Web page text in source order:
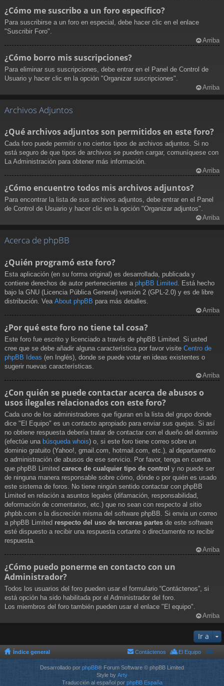
¿Cómo me suscribo a un foro específico?
Para suscribirse a un foro en especial, debe hacer clic en el enlace
"Suscribir Foro".
Arriba
¿Cómo borro mis suscripciones?
Para eliminar sus suscripciones, debe entrar en el Panel de Control de
Usuario y hacer clic en la opción "Organizar suscripciones".
Arriba
Archivos Adjuntos
¿Qué archivos adjuntos son permitidos en este foro?
Cada foro puede permitir o no ciertos tipos de archivos adjuntos. Si no
está seguro de que tipos de archivos se pueden cargar, comuníquese con
La Administración para obtener más información.
Arriba
¿Cómo encuentro todos mis archivos adjuntos?
Para encontrar la lista de sus archivos adjuntos, debe entrar en el Panel
de Control de Usuario y hacer clic en la opción "Organizar adjuntos".
Arriba
Acerca de phpBB
¿Quién programó este foro?
Esta aplicación (en su forma original) es desarrollada, publicada y
contiene derechos de autor pertenecientes a phpBB Limited . Está hecho
bajo la GNU (Licencia Pública General) versión 2 (GPL-2.0) y es de libre
distribución. Vea About phpBB para más detalles.
Arriba
¿Por qué este foro no tiene tal cosa?
Este foro fue escrito y licenciado a través de phpBB Limited. Si usted
cree que se debe añadir alguna característica por favor visite Centro de
phpBB Ideas (en Inglés), donde se puede votar en ideas existentes o
sugerir nuevas características.
Arriba
¿Con quién se puede contactar acerca de abusos o
usos ilegales relacionados con este foro?
Cada uno de los administradores que figuran en la lista del grupo donde
dice "El Equipo" es un contacto apropiado para enviar sus quejas. Si así
no obtiene respuesta debería tratar de contactar con el dueño del dominio
(efectúe una búsqueda whois) o, si este foro tiene correo sobre un
dominio gratuito (Yahoo!, gmail.com, hotmail.com, etc.), al departamento
o administración de abusos de ese servicio. Por favor, tenga en cuenta
que phpBB Limited carece de cualquier tipo de control y no puede ser
de ninguna manera responsable sobre cómo, dónde o por quién es usado
este sistema de foros. No tiene ningún sentido contactar con phpBB
Limited en relación a asuntos legales (difamación, responsabilidad,
deformación de comentarios, etc.) que no sean con respecto al sitio
phpbb.com o la discreción misma del software phpBB. Si envia un correo
a phpBB Limited respecto del uso de terceras partes de este software
esté dispuesto a recibir una respuesta cortante o directamente no recibir
respuesta.
Arriba
¿Cómo puedo ponerme en contacto con un
Administrador?
Todos los usuarios del foro pueden usar el formulario “Contáctenos”, si
está opción ha sido habilitada por el Administrador del foro.
Los miembros del foro también pueden usar el enlace "El equipo".
Arriba
Ir a
Índice general El Equipo
Contáctenos
Desarrollado por phpBB® Forum Software © phpBB Limited
Style by Arty
Traducción al español por phpBB España